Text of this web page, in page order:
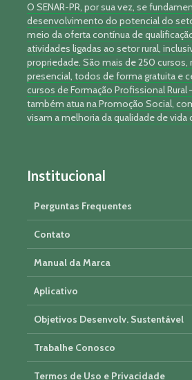
O SENAR-PR, por sua vez, se
desenvolvimento do potencial do
meio da oferta contínua de
atividades ligadas ao setor rural,
propriedade. São mais de 250 cursos,
presencial, todos de forma gratuita e
cursos de Formação Profissional Rural
também atua na Promoção Social,
visam a melhoria da qualidade de vida
Institucional
Perguntas Frequentes
Contato
Manual da Marca
Aplicativo
Objetivos Desenvolv. Sustentável
Trabalhe Conosco
Termos de Uso e Privacidade